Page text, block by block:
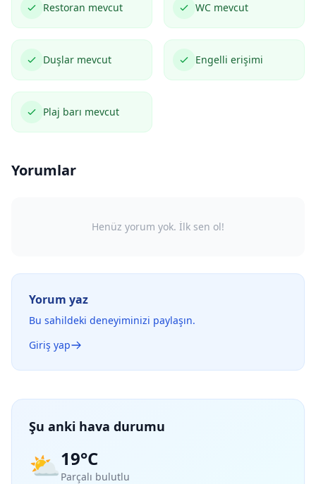
Restoran mevcut WC mevcut
Duşlar mevcut Engelli erişimi
Plaj barı mevcut
Yorumlar
Henüz yorum yok. İlk sen ol!
Yorum yaz
Bu sahildeki deneyiminizi paylaşın.
Giriş yap
Şu anki hava durumu
⛅19°C
Parçalı bulutlu